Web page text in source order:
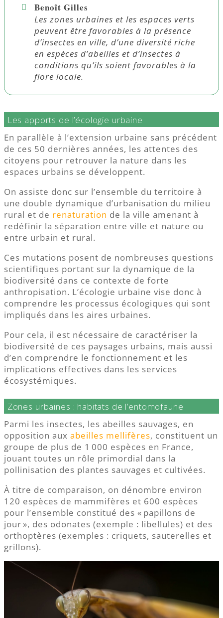
Benoît Gilles
Les zones urbaines et les espaces verts
peuvent être favorables à la présence
d’insectes en ville, d’une diversité riche
en espèces d’abeilles et d’insectes à
conditions qu’ils soient favorables à la
flore locale.
Les apports de l’écologie urbaine
En parallèle à l’extension urbaine sans précédent
de ces 50 dernières années, les attentes des
citoyens pour retrouver la nature dans les
espaces urbains se développent.
On assiste donc sur l’ensemble du territoire à
une double dynamique d’urbanisation du milieu
rural et de renaturation de la ville amenant à
redéfinir la séparation entre ville et nature ou
entre urbain et rural.
Ces mutations posent de nombreuses questions
scientifiques portant sur la dynamique de la
biodiversité dans ce contexte de forte
anthropisation. L’écologie urbaine vise donc à
comprendre les processus écologiques qui sont
impliqués dans les aires urbaines.
Pour cela, il est nécessaire de caractériser la
biodiversité de ces paysages urbains, mais aussi
d’en comprendre le fonctionnement et les
implications effectives dans les services
écosystémiques.
Zones urbaines : habitats de l’entomofaune
Parmi les insectes, les abeilles sauvages, en
opposition aux abeilles mellifères, constituent un
groupe de plus de 1 000 espèces en France,
jouant toutes un rôle primordial dans la
pollinisation des plantes sauvages et cultivées.
À titre de comparaison, on dénombre environ
120 espèces de mammifères et 600 espèces
pour l’ensemble constitué des « papillons de
jour », des odonates (exemple : libellules) et des
orthoptères (exemples : criquets, sauterelles et
grillons).